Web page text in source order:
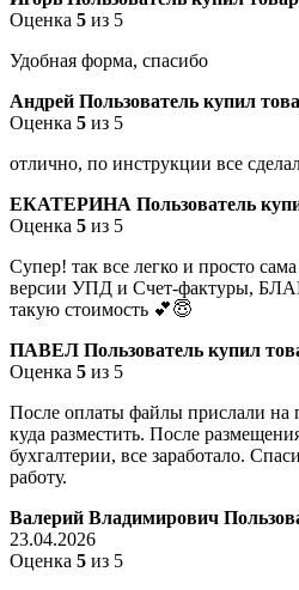
Оценка 5 из 5
Удобная форма, спасибо
Андрей Пользователь купил
Оценка 5 из 5
отлично, по инструкции все
ЕКАТЕРИНА Пользователь
Оценка 5 из 5
Супер! так все легко и просто
версии УПД и Счет-фактуры,
такую стоимость 💕😇
ПАВЕЛ Пользователь купил
Оценка 5 из 5
После оплаты файлы прислали на
куда разместить. После
бухгалтерии, все заработало.
работу.
Валерий Владимирович
23.04.2026
Оценка 5 из 5